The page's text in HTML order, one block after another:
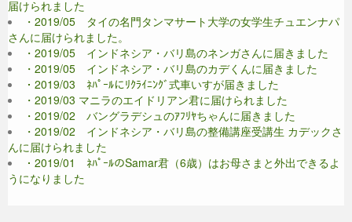
届けられました
・2019/05 タイの名門タンマサート大学の女学生チュエンナパ
さんに届けられました。
・2019/05 インドネシア・バリ島のネンガさんに届きました
・2019/05 インドネシア・バリ島のカデくんに届きました
・2019/03 ﾈﾊﾟｰﾙにﾘｸﾗｲﾆﾝｸﾞ式車いすが届きました
・2019/03 マニラのエイドリアン君に届けられました
・2019/02 バングラデシュのｱﾌﾘﾔちゃんに届きました
・2019/02 インドネシア・バリ島の整備講座受講生 カデックさ
んに届けられました
・2019/01 ﾈﾊﾟｰﾙのSamar君（6歳）はお母さまと外出できるよ
うになりました